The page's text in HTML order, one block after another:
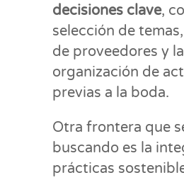
decisiones clave,
selección de
de proveedores y la
organización de
previas a la boda.
Otra frontera que
buscando es la
prácticas